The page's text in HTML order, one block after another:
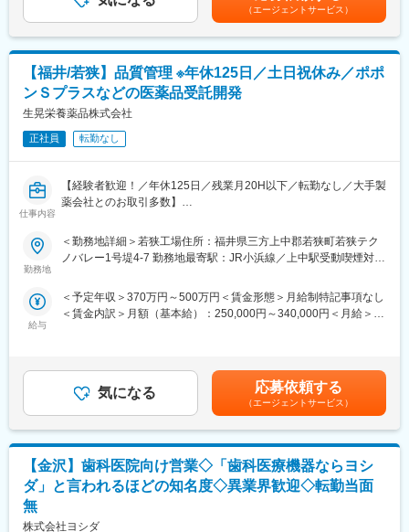
■入社後の流れ：
・入社後は、ご経験や適性に応じて品質管理業務または品質保証
業務をお任せいたします。業務未経験の方は、製造管理または品
質管理から学んで頂きます。一から丁寧に教えますので、未経験
の方もご安心ください。
・将来的には、医薬品製造管理者、総括製造販売責任者としてご
活躍いただくことを期待しております。
■組織構成：
いらっしゃります。
・年間休日125日・残業時間20時間以内という働きやすい環境を
実現できております。その背景には、生産性の向上を図り、無人
担を軽減しております。
・また、出産・育児を経験した社員も、休暇を取得しながら継続
■若狭工場について：
・内服固形製剤の秤量～充填・包装まで全工程製造を担い、総合
製剤棟、糖衣棟、自動倉庫棟、専用製剤棟からなる、最先端の大
型設備を備えた医薬品製造工場です。（建築面接：8,940.61平方
メートル／延床面積：20,184.67平方メートル）
・この度約15億円の投資を行い、若狭工場の敷地内に物流倉庫を
増設するとともに、既存建屋内に品質試験設備の増床を行いまし
た。後発薬の供給不安や、新型コロナウイルス感染拡大による解
能性があります。月給(月額)は固定手当を含めた表記です。
（エージェントサービス）
【福井/若狭】品質管理 ※年休125日／土日祝休み／ポポ
ンＳプラスなどの医薬品受託開発
生晃栄養薬品株式会社
正社員 転勤なし
仕事内容
【経験者歓迎！／年休125日／残業月20H以下／転勤なし／大手製
薬会社とのお取引多数】
同社はアステラス製薬や塩野義製薬を含む大手製薬メーカーから
の委託を受け、医薬品の製造や開発を行っている企業です。
・製造工程における原材料、中間製品、最終製品の品質管理、試
験検査、各種分析業務
・試薬・試験機器・器具の管理 など
■入社後の流れ：
入社後はまず、机上で学びそのうえでOJT研修に入ります。
分析の仕方、製造の仕方など、機械ごと、品目ごとに業務を可視
化したマニュアルがあるので、経験を活かして着実にスキルアッ
プができる環境です。
勤務地
＜勤務地詳細＞若狭工場住所：福井県三方上中郡若狭町若狭テク
ノバレー1号堤4-7 勤務地最寄駅：JR小浜線／上中駅受動喫煙対
給与
＜予定年収＞370万円～500万円＜賃金形態＞月給制特記事項なし
＜賃金内訳＞月額（基本給）：250,000円～340,000円＜月給＞
数：3.0～3.5ヶ月■手当：役職手当、資格手当 ※別途 薬
剤師手当：40,000円/月■残業手当：残業時間に応じて別途支給賃
金はあくまでも目安の金額であり、選考を通じて上下する可能性
があります。月給(月額)は固定手当を含めた表記です。
気になる 応募依頼する
（エージェントサービス）
【金沢】歯科医院向け営業◇「歯科医療機器ならヨシ
ダ」と言われるほどの知名度◇異業界歓迎◇転勤当面
無
株式会社ヨシダ